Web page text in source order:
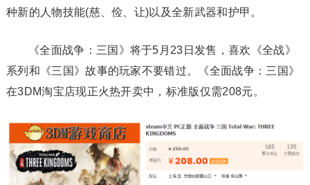
种新的人物技能(慈、俭、让)以及全新武器和护甲。
《全面战争：三国》将于5月23日发售，喜欢《全战》
系列和《三国》故事的玩家不要错过。《全面战争：三国》
在3DM淘宝店现正火热开卖中，标准版仅需208元。